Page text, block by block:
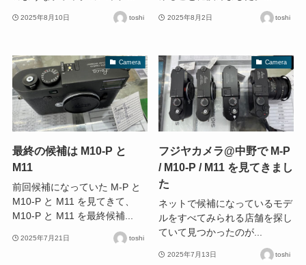
2025年8月10日 toshi 2025年8月2日 toshi
Camera
最終の候補は M10-P と
M11
前回候補になっていた M-P と
M10-P と M11 を見てきて、
M10-P と M11 を最終候補...
2025年7月21日 toshi
Camera
フジヤカメラ@中野で M-P
/ M10-P / M11 を見てきまし
た
ネットで候補になっているモデ
ルをすべてみられる店舗を探し
ていて見つかったのが...
2025年7月13日 toshi